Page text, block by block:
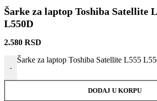
Šarke za laptop Toshiba Satellite
L550D
2.580 RSD
-
Šarke za laptop Toshiba Satellite L555
DODAJ U KORPU